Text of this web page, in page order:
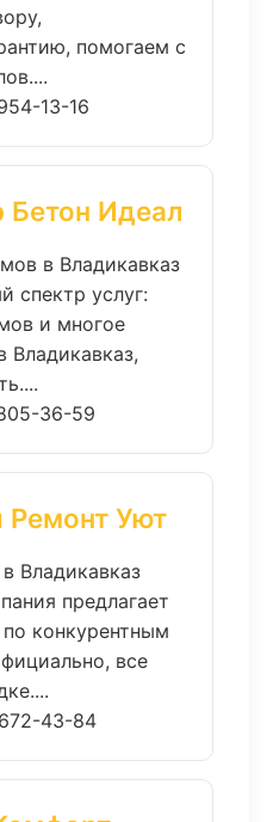
помогаем с
13-16
Бетон Идеал
в Владикавказ
спектр услуг:
и многое
Владикавказ,
36-59
Ремонт Уют
Владикавказ
предлагает
конкурентным
все
43-84